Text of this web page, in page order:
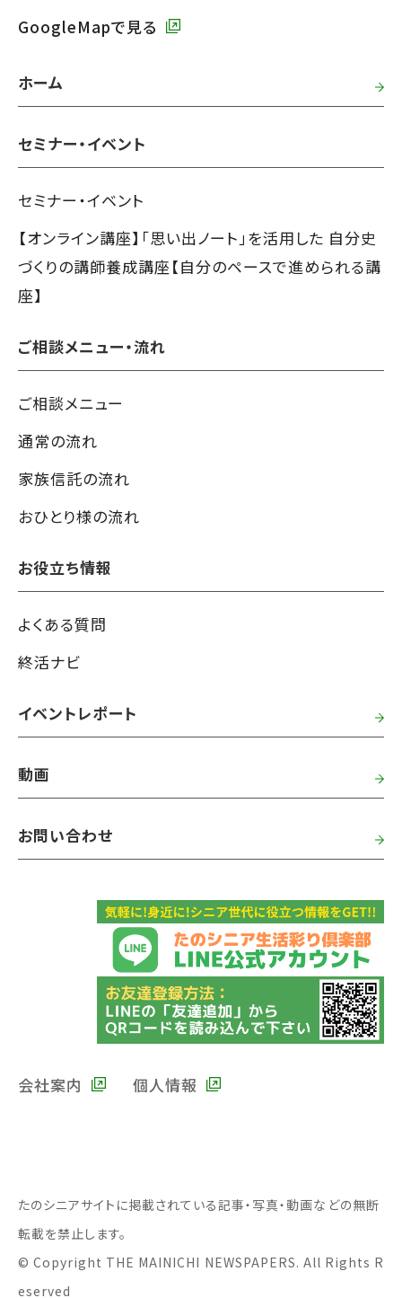
GoogleMapで見る
ホーム
セミナー・イベント
セミナー・イベント
【オンライン講座】「思い出ノート」を活用した 自分史
づくりの講師養成講座【自分のペースで進められる講
座】
ご相談メニュー・流れ
ご相談メニュー
通常の流れ
家族信託の流れ
おひとり様の流れ
お役立ち情報
よくある質問
終活ナビ
イベントレポート
動画
お問い合わせ
会社案内 個人情報
たのシニアサイトに掲載されている記事・写真・動画などの無断
転載を禁止します。
© Copyright THE MAINICHI NEWSPAPERS. All Rights R
eserved